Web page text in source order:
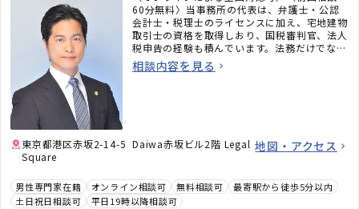
60分無料〉当事務所の代表は、弁護士・公認
会計士・税理士のライセンスに加え、宅地建物
取引士の資格を取得しおり、国税審判官、法人
税申告の経験も積んでいます。法務だけでな
く、税務のことまで考えた包括的なサポートを
ご提供いたします。不動産・相続でお困りの
相談内容を見る
東京都港区赤坂2-14-5 Daiwa赤坂ビル2階 Legal
Square
地図・アクセス
男性専門家在籍 オンライン相談可 無料相談可
最寄駅から徒歩5分以内
土日祝日相談可
平日19時以降相談可